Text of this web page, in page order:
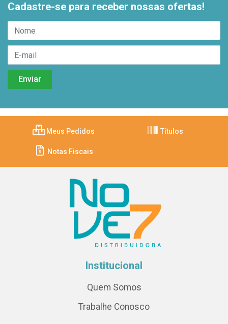
Cadastre-se para receber nossas ofertas!
Meus Pedidos Títulos
Notas Fiscais
Institucional
Quem Somos
Trabalhe Conosco